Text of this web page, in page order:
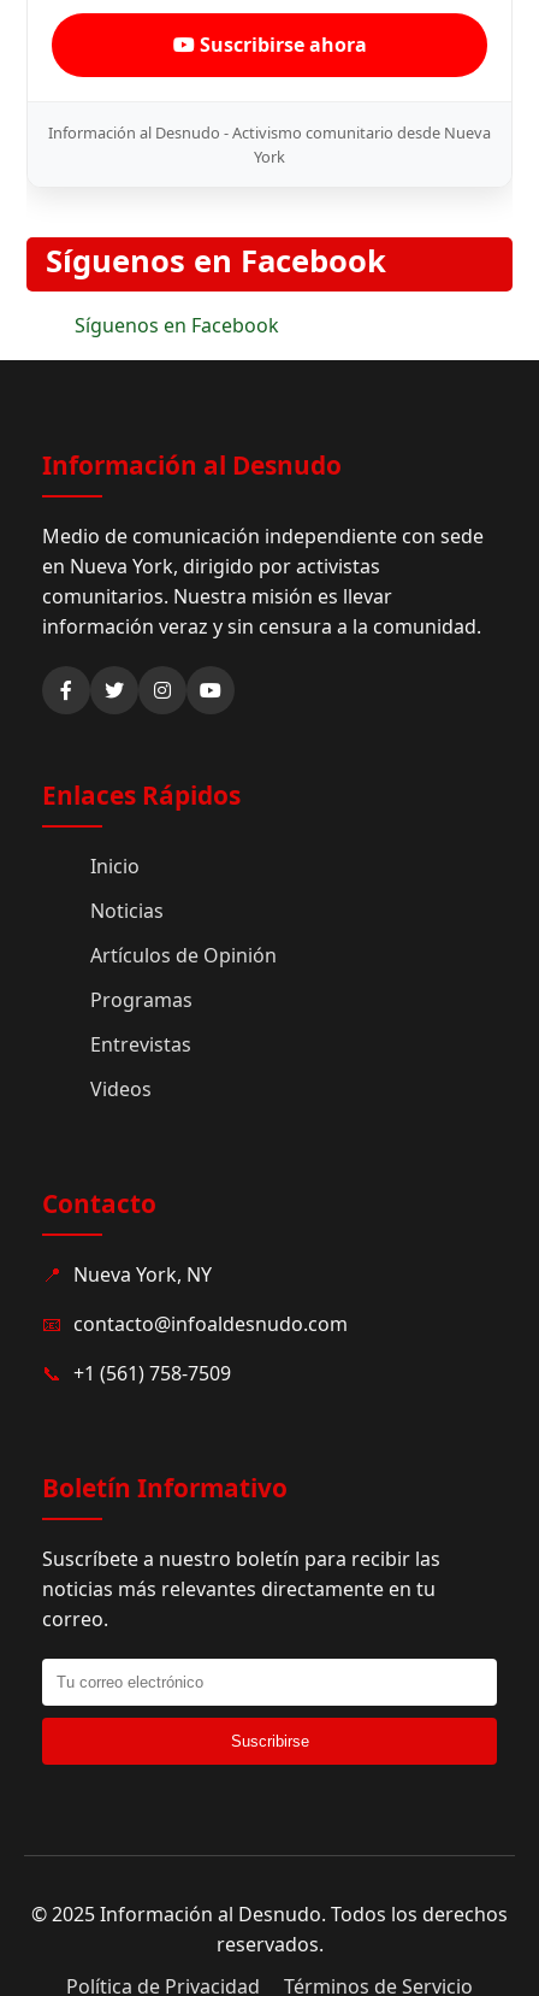
Suscribirse ahora
Información al Desnudo - Activismo comunitario desde Nueva
York
Síguenos en Facebook
Síguenos en Facebook
Información al Desnudo
Medio de comunicación independiente con sede
en Nueva York, dirigido por activistas
comunitarios. Nuestra misión es llevar
información veraz y sin censura a la comunidad.
Enlaces Rápidos
Inicio
Noticias
Artículos de Opinión
Programas
Entrevistas
Videos
Contacto
📍 Nueva York, NY
📧 contacto@infoaldesnudo.com
📞 +1 (561) 758-7509
Boletín Informativo
Suscríbete a nuestro boletín para recibir las
noticias más relevantes directamente en tu
correo.
Suscribirse
© 2025 Información al Desnudo. Todos los derechos
reservados.
Política de Privacidad
Términos de Servicio